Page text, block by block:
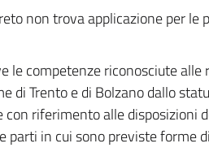
non trova applicazione per le
le competenze riconosciute
di Trento e di Bolzano dallo
riferimento alle disposizioni
parti in cui sono previste forme